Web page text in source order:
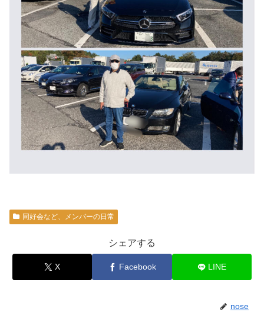
同好会など、メンバーの日常
シェアする
X Facebook LINE
nose